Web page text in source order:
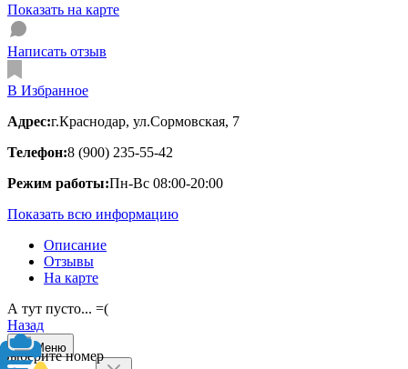
Показать на карте
Написать отзыв
В Избранное
Адрес:г.Краснодар, ул.Сормовская, 7
Телефон:8 (900) 235-55-42
Режим работы:Пн-Вс 08:00-20:00
Показать всю информацию
Описание
Отзывы
На карте
А тут пусто... =(
Назад
Выберите номер
Меню